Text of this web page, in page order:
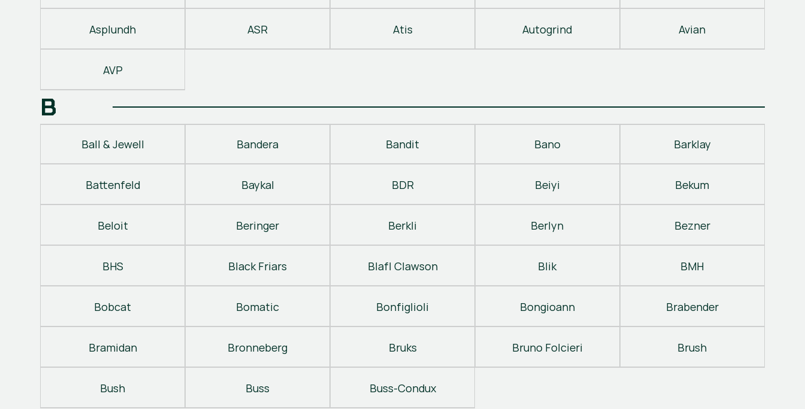
Asplundh ASR Atis Autogrind Avian
AVP
B
Ball & Jewell Bandera Bandit Bano Barklay
Battenfeld Baykal BDR Beiyi Bekum
Beloit Beringer Berkli Berlyn Bezner
BHS Black Friars Blafl Clawson Blik BMH
Bobcat Bomatic Bonfiglioli Bongioann Brabender
Bramidan Bronneberg Bruks Bruno Folcieri Brush
Bush Buss Buss-Condux